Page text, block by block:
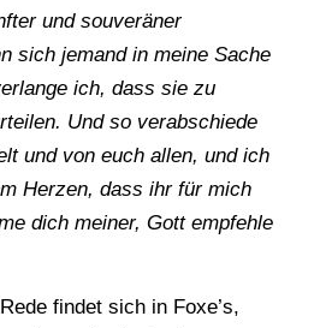
und souveräner
sich jemand in meine Sache
ich, dass sie zu
Und so verabschiede
und von euch allen, und ich
Herzen, dass ihr für mich
dich meiner, Gott empfehle
findet sich in Foxe’s,